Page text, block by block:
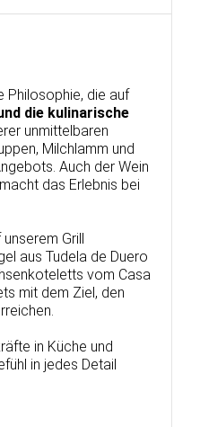
Philosophie, die auf
die kulinarische
unmittelbaren
Milchlamm und
Auch der Wein
das Erlebnis bei
unserem Grill
aus Tudela de Duero
vom Casa
mit dem Ziel, den
in Küche und
in jedes Detail